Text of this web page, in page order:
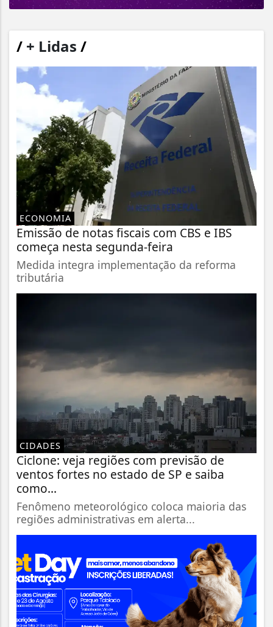
/ + Lidas /
ECONOMIA
Emissão de notas fiscais com CBS e IBS
começa nesta segunda-feira
Medida integra implementação da reforma
tributária
CIDADES
Ciclone: veja regiões com previsão de
ventos fortes no estado de SP e saiba
como...
Fenômeno meteorológico coloca maioria das
regiões administrativas em alerta...